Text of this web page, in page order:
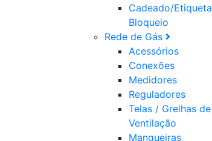
Cadeado/Etiqueta
Bloqueio
Rede de Gás
Acessórios
Conexões
Medidores
Reguladores
Telas / Grelhas de
Ventilação
Mangueiras